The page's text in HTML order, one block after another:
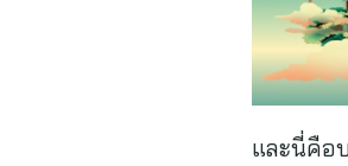
และนี่คือ